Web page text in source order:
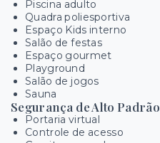
Piscina adulto
Quadra poliesportiva
Espaço Kids interno
Salão de festas
Espaço gourmet
Playground
Salão de jogos
Sauna
Segurança de Alto Padrão
Portaria virtual
Controle de acesso